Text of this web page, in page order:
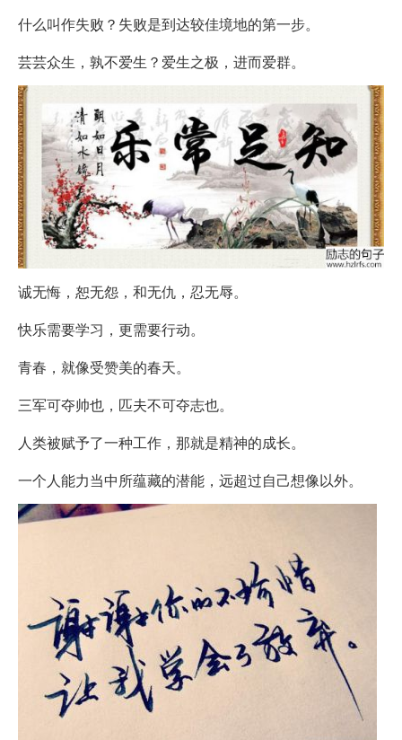
什么叫作失败？失败是到达较佳境地的第一步。
芸芸众生，孰不爱生？爱生之极，进而爱群。
诚无悔，恕无怨，和无仇，忍无辱。
快乐需要学习，更需要行动。
青春，就像受赞美的春天。
三军可夺帅也，匹夫不可夺志也。
人类被赋予了一种工作，那就是精神的成长。
一个人能力当中所蕴藏的潜能，远超过自己想像以外。